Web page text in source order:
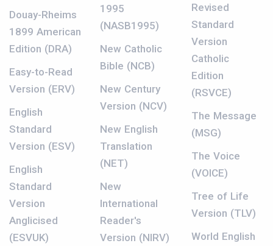
Douay-Rheims
1899 American
Edition (DRA)
Easy-to-Read
Version (ERV)
English
Standard
Version (ESV)
English
Standard
Version
Anglicised
(ESVUK)
1995
(NASB1995)
New Catholic
Bible (NCB)
New Century
Version (NCV)
New English
Translation
(NET)
New
International
Reader's
Version (NIRV)
Revised
Standard
Version
Catholic
Edition
(RSVCE)
The Message
(MSG)
The Voice
(VOICE)
Tree of Life
Version (TLV)
World English